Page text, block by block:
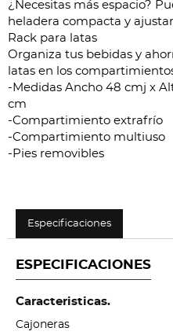
¿Necesitas más espacio?
heladera compacta y
Rack para latas
Organiza tus bebidas y
latas en los
-Medidas Ancho 48 cmj x
cm
-Compartimiento extrafrío
-Compartimiento multiuso
-Pies removibles
Especificaciones
ESPECIFICACIONES
Caracteristicas.
Cajoneras